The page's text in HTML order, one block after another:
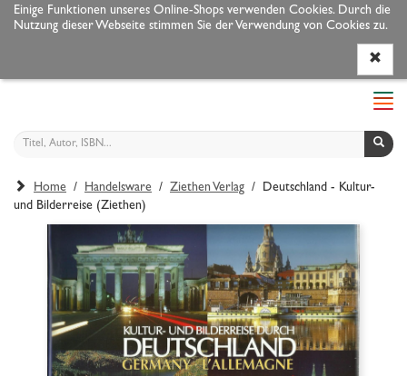
Einige Funktionen unseres Online-Shops verwenden Cookies. Durch die
Nutzung dieser Webseite stimmen Sie der Verwendung von Cookies zu.
Home / Handelsware / Ziethen Verlag / Deutschland - Kultur-
und Bilderreise (Ziethen)